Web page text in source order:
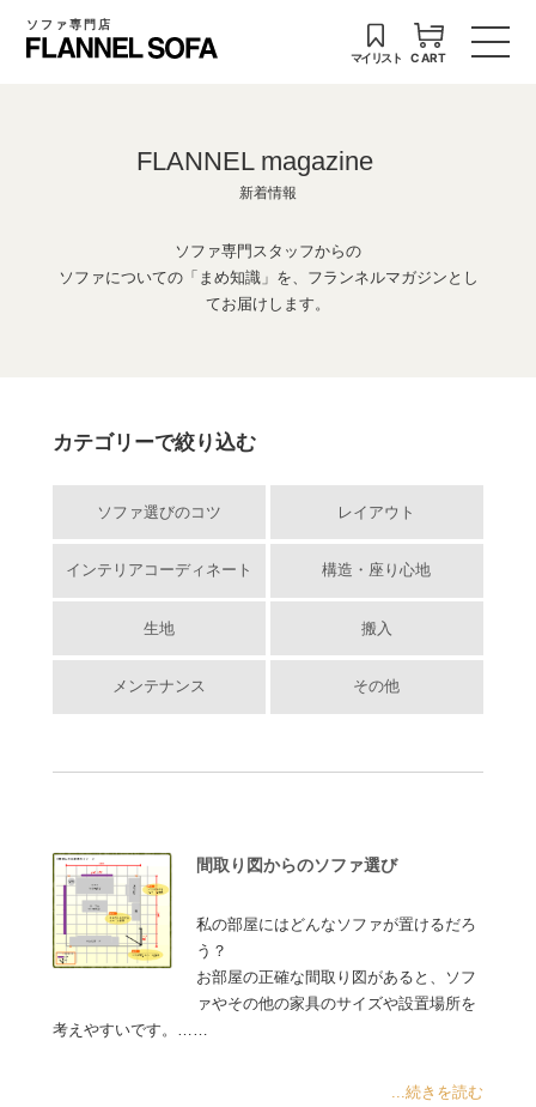
ソファ専門店
マイリスト CART
FLANNEL magazine
新着情報
ソファ専門スタッフからの
ソファについての「まめ知識」を、フランネルマガジンとし
てお届けします。
カテゴリーで絞り込む
ソファ選びのコツ レイアウト
インテリアコーディネート 構造・座り心地
生地 搬入
メンテナンス その他
間取り図からのソファ選び
私の部屋にはどんなソファが置けるだろ
う？
お部屋の正確な間取り図があると、ソフ
ァやその他の家具のサイズや設置場所を
考えやすいです。……
...続きを読む